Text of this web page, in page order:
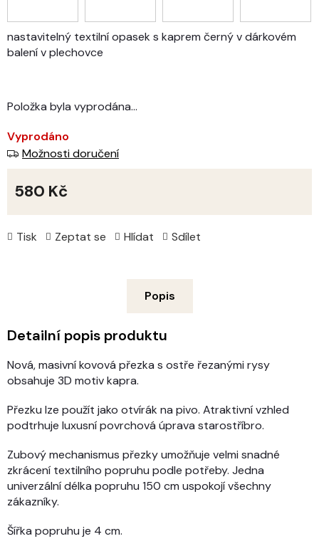
Položka byla vyprodána…
nastavitelný textilní opasek s kaprem černý v dárkovém
balení v plechovce
Tisk Zeptat se Hlídat Sdílet
Vyprodáno
Možnosti doručení
580 Kč
cena:
Popis
Detailní popis produktu
Nová, masivní kovová přezka s ostře řezanými rysy
obsahuje 3D motiv kapra.
Přezku lze použít jako otvírák na pivo. Atraktivní vzhled
podtrhuje luxusní povrchová úprava starostříbro.
Zubový mechanismus přezky umožňuje velmi snadné
zkrácení textilního popruhu podle potřeby. Jedna
univerzální délka popruhu 150 cm uspokojí všechny
zákazníky.
Šířka popruhu je 4 cm.